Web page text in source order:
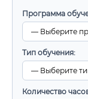
Программа
Тип обучения:
Количество